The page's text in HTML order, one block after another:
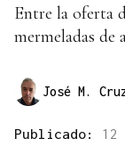
Entre la oferta
mermeladas de
José M.
Publicado: 12